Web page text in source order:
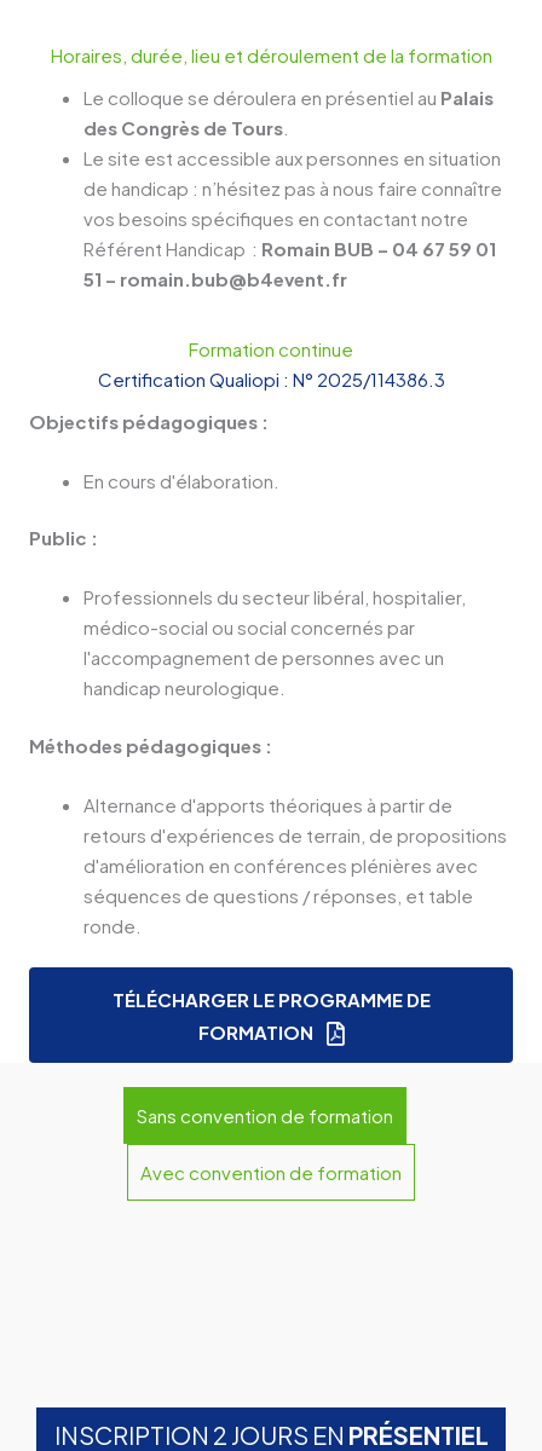
Horaires, durée, lieu et déroulement de la formation
Le colloque se déroulera en présentiel au Palais
des Congrès de Tours
Le site est accessible aux personnes en situation
de handicap : n’hésitez pas à nous faire connaître
vos besoins spécifiques en contactant notre
Référent Handicap : Romain BUB – 04 67 59 01
51 – romain.bub@b4event.fr
Formation continue
Certification Qualiopi : N° 2025/114386.3
Objectifs pédagogiques :
En cours d'élaboration.
Public :
Professionnels du secteur libéral, hospitalier,
médico-social ou social concernés par
l'accompagnement de personnes avec un
handicap neurologique.
Méthodes pédagogiques :
Alternance d'apports théoriques à partir de
retours d'expériences de terrain, de propositions
d'amélioration en conférences plénières avec
séquences de questions / réponses, et table
ronde.
TÉLÉCHARGER LE PROGRAMME DE
FORMATION
Sans convention de formation
Avec convention de formation
INSCRIPTION 2 JOURS EN PRÉSENTIEL